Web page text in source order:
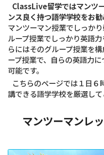
ClassLive留学ではマンツ
ンス良く持つ語学学校をお
マンツーマン授業でしっか
ループ授業でしっかり英語
らにはそのグループ授業を
ープ授業で、自らの英語力
可能です。
こちらのページでは１日６
講できる語学学校を厳選して
マンツーマンレ